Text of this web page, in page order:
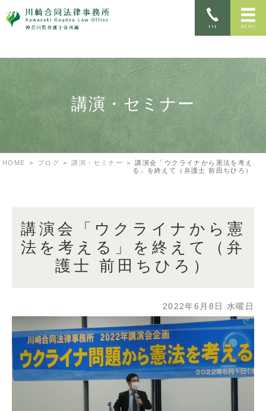
講演・セミナー
HOME ブログ 講演・セミナー
講演会「ウクライナから憲法を考え
る」を終えて（弁護士 前田ちひろ）
講演会「ウクライナから憲
法を考える」を終えて（弁
護士 前田ちひろ）
2022年6月8日 水曜日